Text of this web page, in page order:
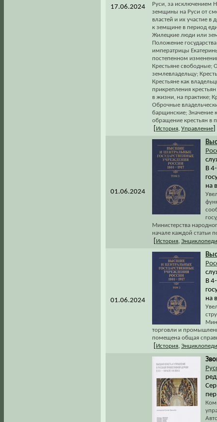
17.06.2024
Руси, за исключением
земщины на Руси от
властей и их участие в
к земщине в период
Жилецкие люди или
Положение
императрицы
постепенном
Крестьяне свободные;
землевладельцу;
Крестьяне как
прикрепления
в жизни, на практике;
Оброчные
барщинские; Значение
обращение крестьян в
История Управление
01.06.2024
В
на
Министерства
начале каждой статьи
История
01.06.2024
В
на
торговли и
помещена общая
История